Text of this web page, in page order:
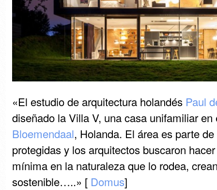
«El estudio de arquitectura holandés Paul
diseñado la Villa V, una casa unifamiliar
Bloemendaal, Holanda. El área es parte
protegidas y los arquitectos buscaron
mínima en la naturaleza que lo rodea,
sostenible…..» [Domus]